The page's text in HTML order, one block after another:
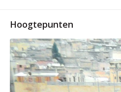
Hoogtepunten